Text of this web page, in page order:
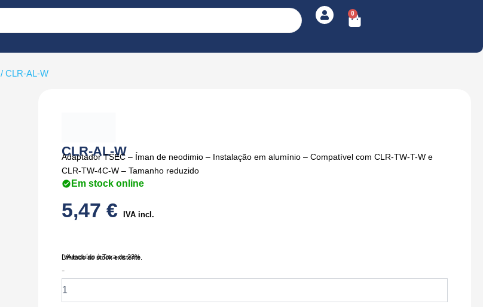
0
Cart
/ CLR-AL-W
CLR-AL-W
Adaptador TSEC – Íman de neodimio – Instalação em alumínio – Compatível com CLR-TW-T-W e
CLR-TW-4C-W – Tamanho reduzido
Em stock online
5,47€ IVA incl.
IVA Incluído à Taxa de 23%
Limitado ao stock existente.
-Quantidade
de
CLR-
AL-